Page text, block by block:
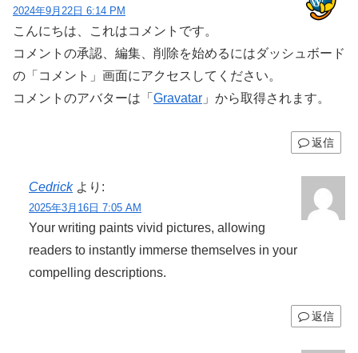
2024年9月22日 6:14 PM
こんにちは、これはコメントです。
コメントの承認、編集、削除を始めるにはダッシュボード
の「コメント」画面にアクセスしてください。
コメントのアバターは「 Gravatar 」から取得されます。
返信
Cedrick より:
2025年3月16日 7:05 AM
Your writing paints vivid pictures, allowing
readers to instantly immerse themselves in your
compelling descriptions.
返信